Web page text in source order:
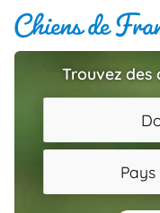
Chiots
Éleveurs
Étalons
Trouvez des